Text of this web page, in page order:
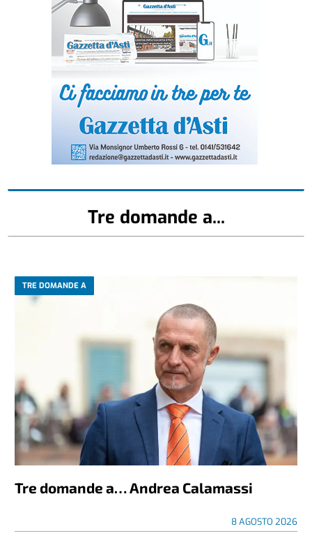
Tre domande a...
TRE DOMANDE A
Tre domande a… Andrea Calamassi
8 AGOSTO 2026